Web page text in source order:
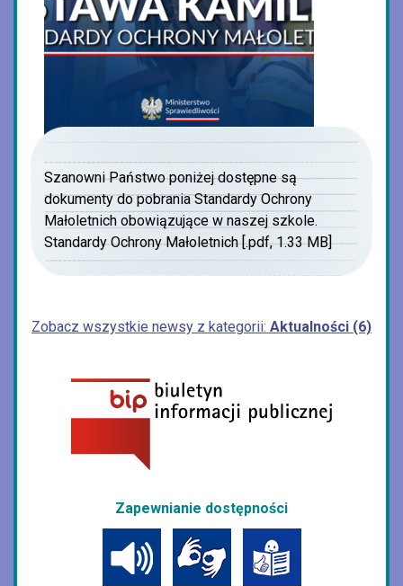
Szanowni Państwo poniżej dostępne są
dokumenty do pobrania Standardy Ochrony
Małoletnich obowiązujące w naszej szkole.
Standardy Ochrony Małoletnich [.pdf, 1.33 MB]
Zobacz wszystkie newsy z kategorii: Aktualności (6)
Zapewnianie dostępności